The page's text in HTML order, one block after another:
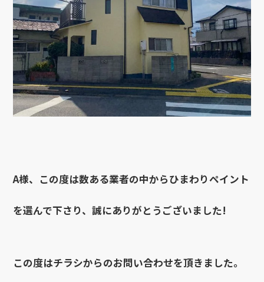
A様、この度は数ある業者の中からひまわりペイント
を選んで下さり、誠にありがとうございました!
この度はチラシからのお問い合わせを頂きました。